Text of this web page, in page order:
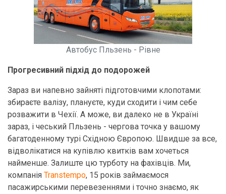
Автобус Пльзень - Рівне
Прогресивний підхід до подорожей
Зараз ви напевно зайняті підготовчими клопотами:
збираєте валізу, плануєте, куди сходити і чим себе
розважити в Чехії. А може, ви далеко не в Україні
зараз, і чеський Пльзень - чергова точка у вашому
багатоденному турі Східною Європою. Швидше за все,
відволікатися на купівлю квитків вам хочеться
найменше. Залиште цю турботу на фахівців. Ми,
компанія Transtempo, 15 років займаємося
пасажирськими перевезеннями і точно знаємо, як